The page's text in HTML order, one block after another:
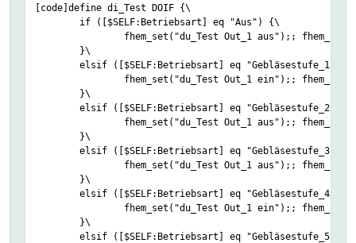
[code]define di_Test DOIF {\
if ([$SELF:Betriebsart] eq "Aus") {\
fhem_set("du_Test Out_1 aus");;
}\
elsif ([$SELF:Betriebsart] eq "Gebläsestufe_1")
fhem_set("du_Test Out_1 ein");;
}\
elsif ([$SELF:Betriebsart] eq "Gebläsestufe_2")
fhem_set("du_Test Out_1 aus");;
}\
elsif ([$SELF:Betriebsart] eq "Gebläsestufe_3")
fhem_set("du_Test Out_1 aus");;
}\
elsif ([$SELF:Betriebsart] eq "Gebläsestufe_4")
fhem_set("du_Test Out_1 ein");;
}\
elsif ([$SELF:Betriebsart] eq "Gebläsestufe_5")